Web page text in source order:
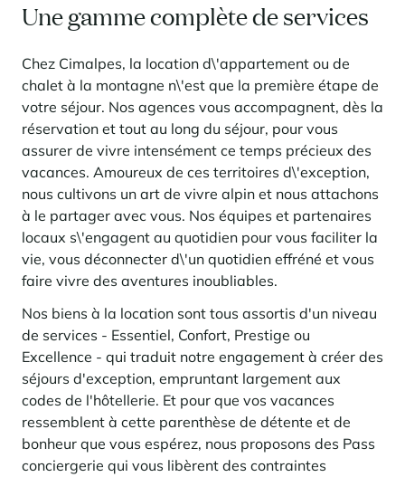
Une gamme complète de services
Chez Cimalpes, la location d\'appartement ou de
chalet à la montagne n\'est que la première étape de
votre séjour. Nos agences vous accompagnent, dès la
réservation et tout au long du séjour, pour vous
assurer de vivre intensément ce temps précieux des
vacances. Amoureux de ces territoires d\'exception,
nous cultivons un art de vivre alpin et nous attachons
à le partager avec vous. Nos équipes et partenaires
locaux s\'engagent au quotidien pour vous faciliter la
vie, vous déconnecter d\'un quotidien effréné et vous
faire vivre des aventures inoubliables.
Nos biens à la location sont tous assortis d'un niveau
de services - Essentiel, Confort, Prestige ou
Excellence - qui traduit notre engagement à créer des
séjours d'exception, empruntant largement aux
codes de l'hôtellerie. Et pour que vos vacances
ressemblent à cette parenthèse de détente et de
bonheur que vous espérez, nous proposons des Pass
conciergerie qui vous libèrent des contraintes